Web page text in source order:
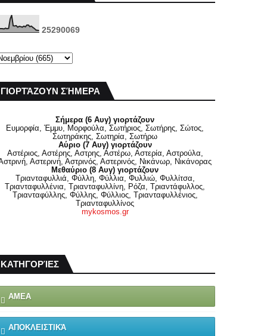
25290069
ΓΙΟΡΤΆΖΟΥΝ ΣΉΜΕΡΑ
Σήμερα (6 Αυγ) γιορτάζουν
Ευμορφία, Έμμυ, Μορφούλα, Σωτήριος, Σωτήρης, Σώτος,
Σωτηράκης, Σωτηρία, Σωτήρω
Αύριο (7 Αυγ) γιορτάζουν
Αστέριος, Αστέρης, Αστρης, Αστέρω, Αστερία, Αστρούλα,
Αστερινή, Αστρινός, Αστερινός, Νικάνωρ, Νικάνορας
Μεθαύριο (8 Αυγ) γιορτάζουν
Τριανταφυλλιά, Φύλλη, Φύλλια, Φυλλιώ, Φυλλίτσα,
Τριανταφυλλένια, Τριανταφυλλίνη, Ρόζα, Τριαντάφυλλος,
Τριανταφύλλης, Φύλλης, Φύλλιος, Τριανταφυλλένιος,
Τριανταφυλλίνος
mykosmos.gr
ΚΑΤΗΓΟΡΊΕΣ
ΑΜΕΑ
ΑΠΟΚΛΕΙΣΤΙΚΆ